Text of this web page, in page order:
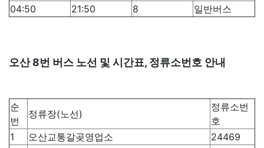
04:50
21:50 8 일반버스
오산 8번 버스 노선 및 시간표, 정류소번호 안내
순
번
정류장(노선)
정류소번
호
1
오산교통갈곶영업소
24469